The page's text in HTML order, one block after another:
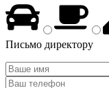
Письмо директору